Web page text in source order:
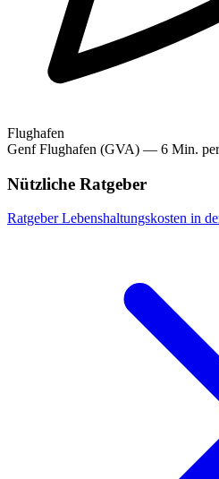
Flughafen
Genf Flughafen (GVA) — 6 Min.
Nützliche Ratgeber
RatgeberLebenshaltungskosten in